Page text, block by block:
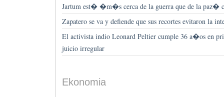
Jartum est� �m�s cerca de la guerra que de la paz�
Zapatero se va y defiende que sus recortes evitaron la
El activista indio Leonard Peltier cumple 36 a�os en
juicio irregular
Ekonomia